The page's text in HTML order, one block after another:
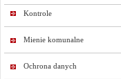
Kontrole
Mienie komunalne
Ochrona danych